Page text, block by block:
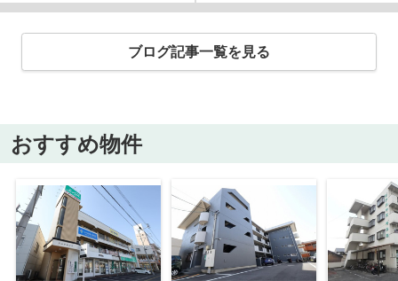
ブログ記事一覧を見る
おすすめ物件